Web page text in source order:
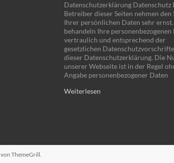
Datenschutzerklärung Datenschutz
Betreiber dieser Seiten nehmen den
Ihrer persönlichen Daten sehr
behandeln Ihre personenbezogenen
vertraulich und entsprechend der
gesetzlichen
dieser Datenschutzerklärung. Die
unserer Webseite ist in der Regel
Angabe personenbezogener Daten
Weiterlesen
von ThemeGrill.